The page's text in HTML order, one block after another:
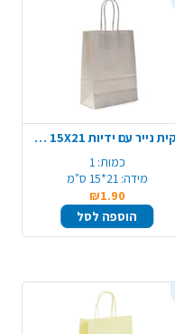
שקית נייר עם ידיות 15X21 ס"מ - כסף
כמות: 1
מידה: 21*15 ס"מ
₪1.90
הוספה לסל